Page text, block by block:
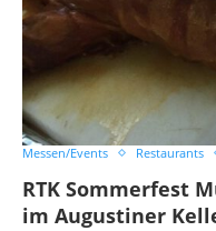
Messen/Events Restaurants
RTK Sommerfest
im Augustiner